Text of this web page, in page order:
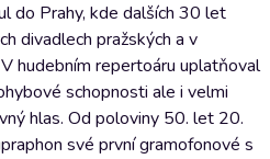
do Prahy, kde dalších 30 let
divadlech pražských a v
hudebním repertoáru uplatňoval
schopnosti ale i velmi
hlas. Od poloviny 50. let 20.
své první gramofonové s